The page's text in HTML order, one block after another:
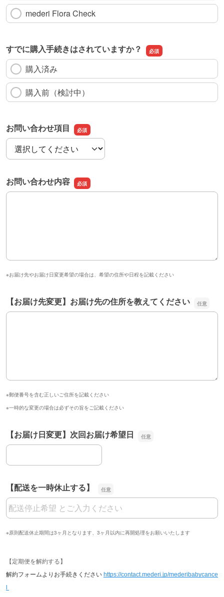
mederi Flora Check
すでに購入手続きはされていますか？
購入済み
購入前（検討中）
お問い合わせ項目
お問い合わせ項目
お問い合わせ内容
お問い合わせ内容
※お届け先やお届け日変更希望の場合は、希望の住所や日程を記載ください
【お届け先変更】お届け先の住所を教えてください
【お届け先変更】お届け先の住所を教えてください
※郵便番号を含む正しいご住所を記載ください
※一時的な変更の場合は必ずその旨をご記載ください
【お届け日変更】次回お届け希望日
【お届け日変更】次回お届け希望日
【配送を一時休止する】
【配送を一時休止する】
※原則配送休止期間は3ヶ月となります、3ヶ月以内に再開処理をお願いいたします
【定期便を解約する】
解約フォームよりお手続きください https://contact.mederi.jp/mederibabycance